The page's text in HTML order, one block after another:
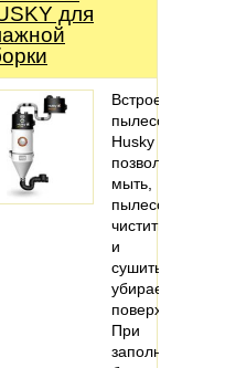
для
Встроенные
пылесосы
Husky
позволяют
мыть,
пылесосить,
чистить
и
сушить
убираемые
поверхности.
При
заполнении